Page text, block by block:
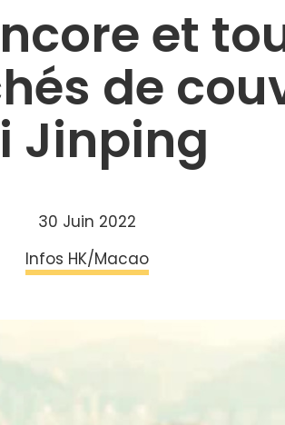
et
de
Jinping
30 Juin 2022
Infos HK/Macao